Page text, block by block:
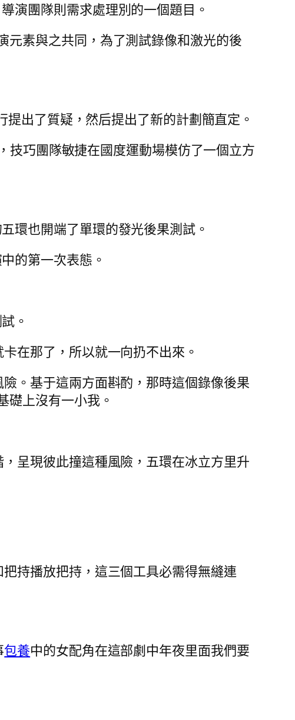
演團隊則需求處理別的一個題目。
元素與之共同，為了測試錄像和激光的後
出了質疑，然后提出了新的計劃簡直定。
技巧團隊敏捷在國度運動場模仿了一個立方
環也開端了單環的發光後果測試。
的第一次表態。
。
在那了，所以就一向扔不出來。
。基于這兩方面斟酌，那時這個錄像後果
礎上沒有一小我。
呈現彼此撞這種風險，五環在冰立方里升
持播放把持，這三個工具必需得無縫連
包養中的女配角在這部劇中年夜里面我們要